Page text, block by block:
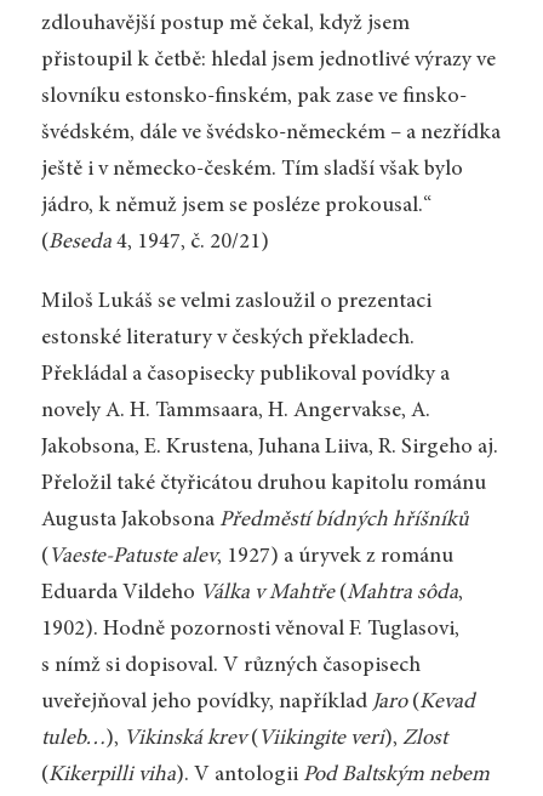
zdlouhavější postup mě čekal, když jsem
přistoupil k četbě: hledal jsem jednotlivé výrazy ve
slovníku estonsko-finském, pak zase ve finsko-
švédském, dále ve švédsko-německém – a nezřídka
ještě i v německo-českém. Tím sladší však bylo
jádro, k němuž jsem se posléze prokousal.“
(Beseda4, 1947, č. 20/21)
Miloš Lukáš se velmi zasloužil o prezentaci
estonské literatury v českých překladech.
Překládal a časopisecky publikoval povídky a
novely A. H. Tammsaara, H. Angervakse, A.
Jakobsona, E. Krustena, Juhana Liiva, R. Sirgeho aj.
Přeložil také čtyřicátou druhou kapitolu románu
Augusta Jakobsona Předměstí bídných hříšníků
( Vaeste-Patuste alev, 1927) a úryvek z románu
Eduarda Vildeho Válka v Mahtře(Mahtra sôda,
1902). Hodně pozornosti věnoval F. Tuglasovi,
s nímž si dopisoval. V různých časopisech
uveřejňoval jeho povídky, například Jaro(Kevad
tuleb…), Vikinská krev( Viikingite veri), Zlost
(Kikerpilli viha). V antologii Pod Baltským nebem